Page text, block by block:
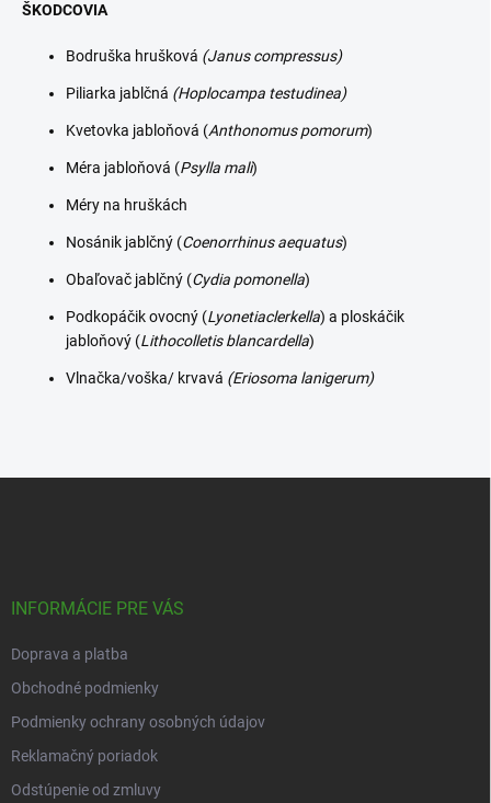
ŠKODCOVIA
Bodruška hrušková (Janus compressus)
Piliarka jablčná (Hoplocampa testudinea)
Kvetovka jabloňová (Anthonomus pomorum)
Méra jabloňová (Psylla mali)
Méry na hruškách
Nosánik jablčný (Coenorrhinus aequatus)
Obaľovač jablčný (Cydia pomonella)
Podkopáčik ovocný (Lyonetiaclerkella) a ploskáčik
jabloňový (Lithocolletis blancardella)
Vlnačka/voška/ krvavá (Eriosoma lanigerum)
INFORMÁCIE PRE VÁS
Doprava a platba
Obchodné podmienky
Podmienky ochrany osobných údajov
Reklamačný poriadok
Odstúpenie od zmluvy